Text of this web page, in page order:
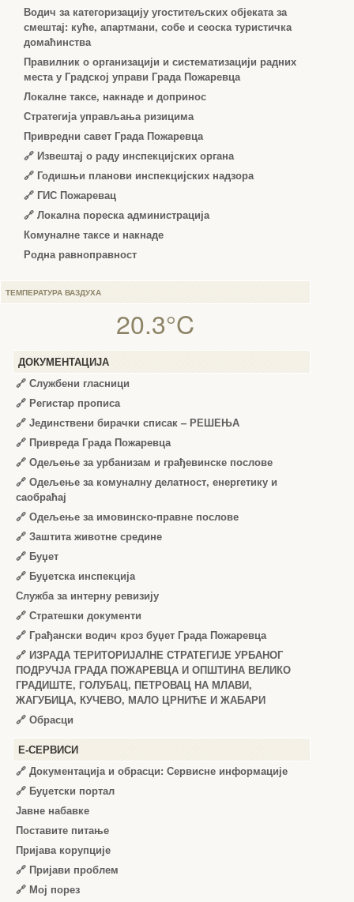
Водич за категоризацију угоститељских објеката за
смештај: куће, апартмани, собе и сеоска туристичка
домаћинства
Правилник о организацији и систематизацији радних
места у Градској управи Града Пожаревца
Локалне таксе, накнаде и допринос
Стратегија управљања ризицима
Привредни савет Града Пожаревца
🔗 Извештај о раду инспекцијских органа
🔗 Годишњи планови инспекцијских надзора
🔗 ГИС Пожаревац
🔗 Локална пореска администрација
Комуналне таксе и накнаде
Родна равноправност
ТЕМПЕРАТУРА ВАЗДУХА
20.3°C
ДОКУМЕНТАЦИЈА
🔗 Службени гласници
🔗 Регистар прописа
🔗 Јединствени бирачки списак – РЕШЕЊА
🔗 Привреда Града Пожаревца
🔗 Одељење за урбанизам и грађевинске послове
🔗 Одељење за комуналну делатност, енергетику и
саобраћај
🔗 Одељење за имовинско-правне послове
🔗 Заштита животне средине
🔗 Буџет
🔗 Буџетска инспекција
Служба за интерну ревизију
🔗 Стратешки документи
🔗 Грађански водич кроз буџет Града Пожаревца
🔗 ИЗРАДА ТЕРИТОРИЈАЛНЕ СТРАТЕГИЈЕ УРБАНОГ
ПОДРУЧЈА ГРАДА ПОЖАРЕВЦА И ОПШТИНА ВЕЛИКО
ГРАДИШТЕ, ГОЛУБАЦ, ПЕТРОВАЦ НА МЛАВИ,
ЖАГУБИЦА, КУЧЕВО, МАЛО ЦРНИЋЕ И ЖАБАРИ
🔗 Обрасци
Е-СЕРВИСИ
🔗 Документација и обрасци: Сервисне информације
🔗 Буџетски портал
Јавне набавке
Поставите питање
Пријава корупције
🔗 Пријави проблем
🔗 Мој порез